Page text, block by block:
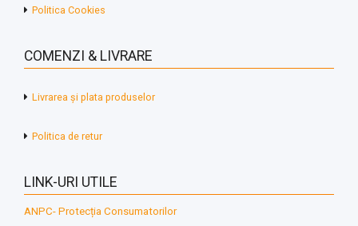
Politica Cookies
COMENZI & LIVRARE
Livrarea și plata produselor
Politica de retur
LINK-URI UTILE
ANPC- Protecția Consumatorilor